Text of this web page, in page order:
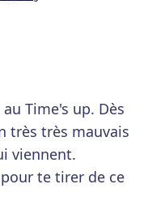
Time's up. Dès
très très mauvais
viennent.
te tirer de ce